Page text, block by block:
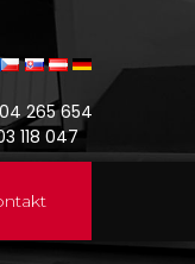
265 654
118 047